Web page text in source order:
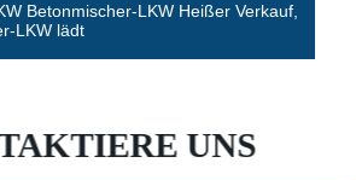
Betonmischer-LKW Heißer Verkauf,
LKW lädt
UNS